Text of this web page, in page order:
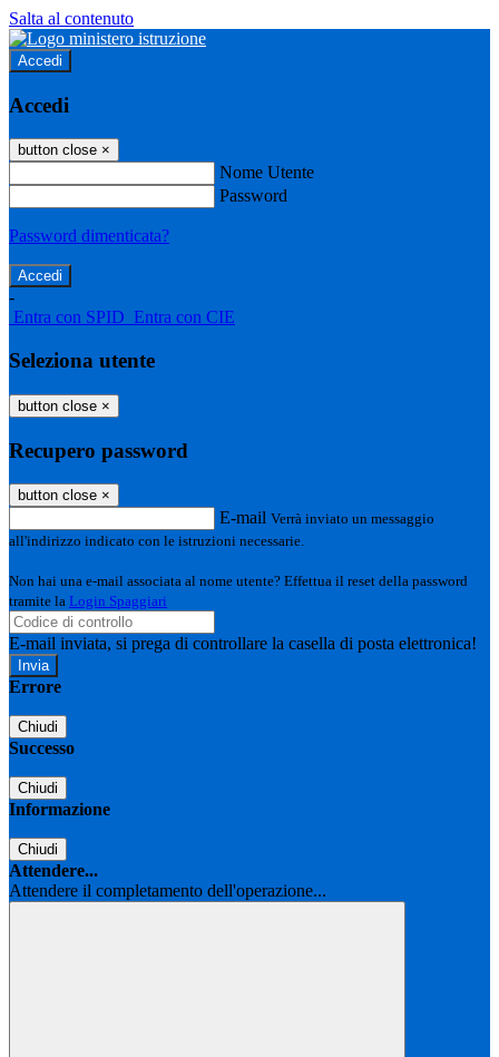
Salta al contenuto
Accedi
Accedi
button close ×
Nome Utente
Password
Password dimenticata?
-
Entra con SPID Entra con CIE
Seleziona utente
button close ×
Recupero password
button close ×
E-mail Verrà inviato un messaggio
all'indirizzo indicato con le istruzioni necessarie.
Non hai una e-mail associata al nome utente? Effettua il reset della password
tramite la Login Spaggiari
E-mail inviata, si prega di controllare la casella di posta elettronica!
Errore
Chiudi
Successo
Chiudi
Informazione
Chiudi
Attendere...
Attendere il completamento dell'operazione...